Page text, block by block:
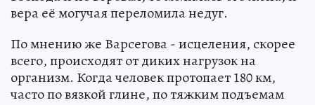
вера её могучая переломила недуг.
По мнению же Варсегова - исцеления, скорее
всего, происходят от диких нагрузок на
организм. Когда человек протопает 180 км,
часто по вязкой глине, по тяжким подъемам